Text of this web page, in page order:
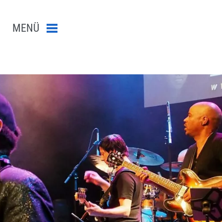
abschicken
MENÜ Menü schließen